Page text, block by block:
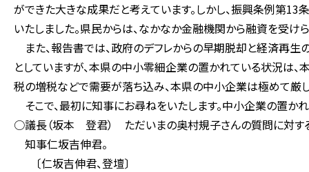
ができた大きな成果だと考えています。しかし、振興条例第
いたしました。県民からは、なかなか金融機関から融資を受け
また、報告書では、政府のデフレからの早期脱却と経済再
としていますが、本県の中小零細企業の置かれている状況は、
税の増税などで需要が落ち込み、本県の中小企業は極めて厳
そこで、最初に知事にお尋ねをいたします。中小企業の置か
○議長（坂本 登君） ただいまの奥村規子さんの質問に対す
知事仁坂吉伸君。
〔仁坂吉伸君、登壇〕